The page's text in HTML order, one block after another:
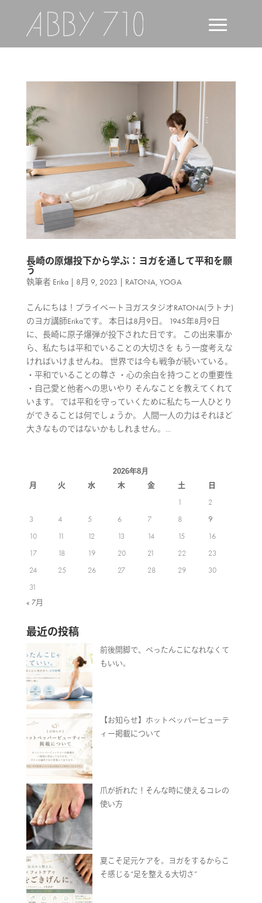
長崎の原爆投下から学ぶ：ヨガを通して平和を願
う
執筆者 Erika| 8月 9, 2023 | RATONA, YOGA
こんにちは！プライベートヨガスタジオRATONA(ラトナ)
のヨガ講師Erikaです。 本日は8月9日。 1945年8月9日
に、長崎に原子爆弾が投下された日です。 この出来事か
ら、私たちは平和でいることの大切さを もう一度考えな
ければいけませんね。 世界では今も戦争が続いている。
・平和でいることの尊さ ・心の余白を持つことの重要性
・自己愛と他者への思いやり そんなことを教えてくれて
います。 では平和を守っていくために私たち一人ひとり
ができることは何でしょうか。 人間一人の力はそれほど
大きなものではないかもしれません。...
2026年8月
月 火 水 木 金 土
日
1
2
3
4 5 6 7 8
9
10
11 12 13 14 15
16
17
18 19 20 21 22
23
24
25 26 27 28 29
30
31
« 7月
最近の投稿
前後開脚で、ぺったんこになれなくて
もいい。
【お知らせ】ホットペッパービューテ
ィー掲載について
爪が折れた！そんな時に使えるコレの
使い方
夏こそ足元ケアを。ヨガをするからこ
そ感じる“足を整える大切さ”